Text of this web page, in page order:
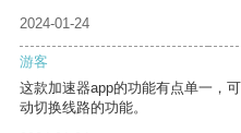
2024-01-24
游客
这款加速器app的功能有点单一，
动切换线路的功能。